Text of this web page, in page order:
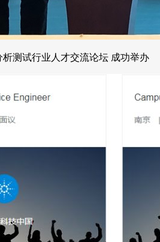
析测试行业人才交流论坛 成功举办